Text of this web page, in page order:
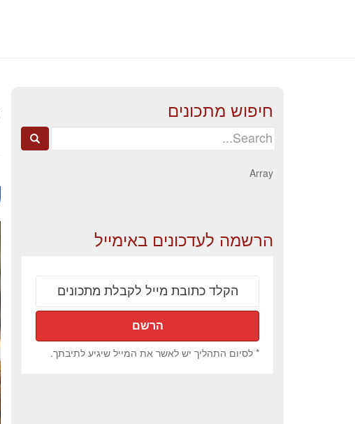
חיפוש מתכונים
Search
Array
הרשמה לעדכונים באימייל
* לסיום התהליך יש לאשר את המייל שיגיע לתיבתך.